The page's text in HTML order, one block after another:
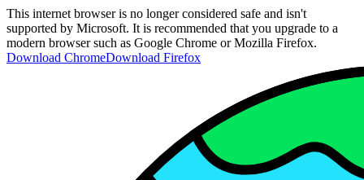
This internet browser is no longer considered safe and isn't
supported by Microsoft. It is recommended that you upgrade to a
modern browser such as Google Chrome or Mozilla Firefox.
Download ChromeDownload Firefox